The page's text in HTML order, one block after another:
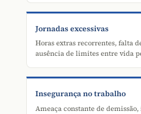
Jornadas excessivas
Horas extras recorrentes, falta
ausência de limites entre vida
Insegurança no trabalho
Ameaça constante de